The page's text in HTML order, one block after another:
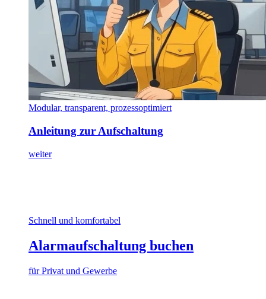
Modular, transparent, prozessoptimiert
Anleitung zur Aufschaltung
weiter
Schnell und komfortabel
Alarmaufschaltung buchen
für Privat und Gewerbe